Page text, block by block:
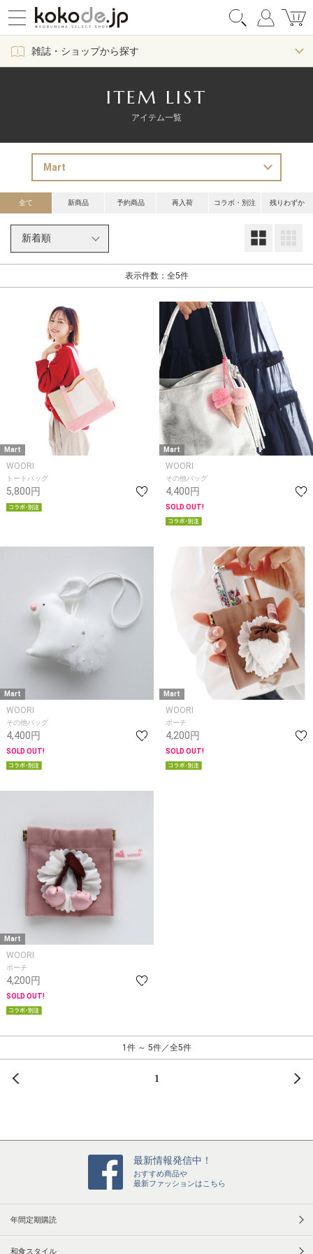
雑誌・ショップから探す
ITEM LIST
アイテム一覧
全て 新商品 予約商品 再入荷 コラボ・別注 残りわずか
表示件数：全5件
Mart
WOORI
トートバッグ
5,800円
Mart
WOORI
その他バッグ
4,400円
SOLD OUT!
Mart
WOORI
その他バッグ
4,400円
SOLD OUT!
Mart
WOORI
ポーチ
4,200円
SOLD OUT!
Mart
WOORI
ポーチ
4,200円
SOLD OUT!
1件 ～ 5件／全5件
1
最新情報発信中！
おすすめ商品や
最新ファッションはこちら
年間定期購読
和食スタイル